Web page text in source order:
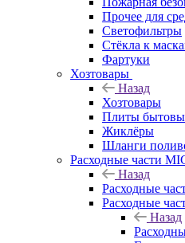
Прочее для
Светофильтры
Стёкла к
Фартуки
Хозтовары
Назад
Хозтовары
Плиты
Жиклёры
Шланги
Расходные части
Назад
Расходные
Расходные
Назад